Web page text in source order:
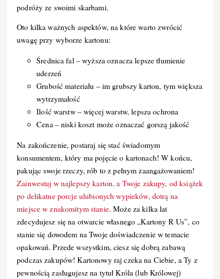
podróży ze swoimi skarbami.
Oto kilka ważnych aspektów, na które warto zwrócić
uwagę przy wyborze kartonu:
Średnica fal – wyższa oznacza lepsze tłumienie
uderzeń
Grubość materiału – im grubszy karton, tym większa
wytrzymałość
Ilość warstw – więcej warstw, lepsza ochrona
Cena – niski koszt może oznaczać gorszą jakość
Na zakończenie, postaraj się stać świadomym
konsumentem, który ma pojęcie o kartonach! W końcu,
pakując swoje rzeczy, rób to z pełnym zaangażowaniem!
Zainwestuj w najlepszy karton, a Twoje zakupy, od książek
po delikatne porcje ulubionych wypieków, dotrą na
miejsce w znakomitym stanie. Może za kilka lat
zdecydujesz się na otwarcie własnego „Kartony R Us”, co
stanie się dowodem na Twoje doświadczenie w temacie
opakowań. Przede wszystkim, ciesz się dobrą zabawą
podczas zakupów! Kartonowy raj czeka na Ciebie, a Ty z
pewnością zasługujesz na tytuł Króla (lub Królowej)